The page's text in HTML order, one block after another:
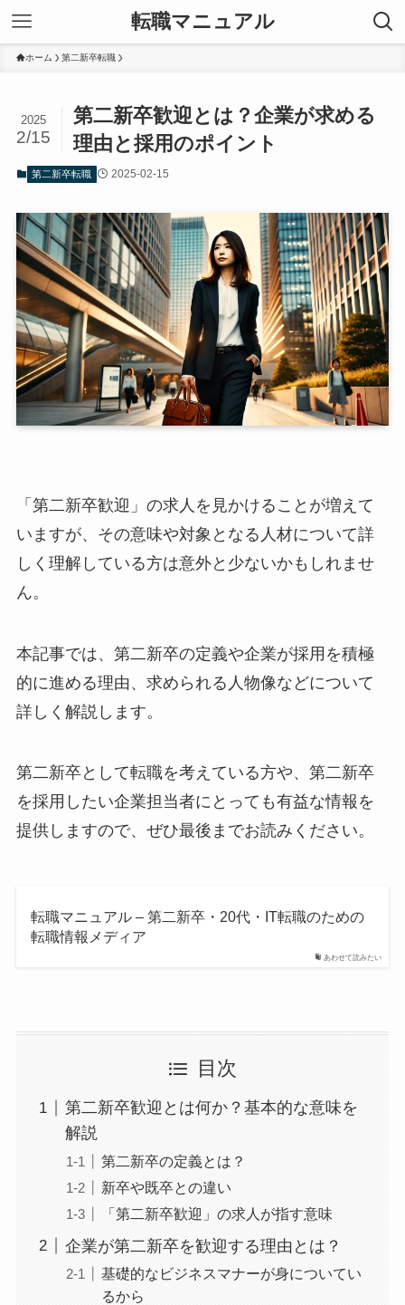
転職マニュアル
ホーム 第二新卒転職
第二新卒歓迎とは？企業が求める
理由と採用のポイント
2025
2/15
第二新卒転職 2025-02-15
「第二新卒歓迎」の求人を見かけることが増えて
いますが、その意味や対象となる人材について詳
しく理解している方は意外と少ないかもしれませ
ん。
本記事では、第二新卒の定義や企業が採用を積極
的に進める理由、求められる人物像などについて
詳しく解説します。
第二新卒として転職を考えている方や、第二新卒
を採用したい企業担当者にとっても有益な情報を
提供しますので、ぜひ最後までお読みください。
あわせて読みたい
転職マニュアル – 第二新卒・20代・IT転職のための
転職情報メディア
目次
第二新卒歓迎とは何か？基本的な意味を
解説
第二新卒の定義とは？
新卒や既卒との違い
「第二新卒歓迎」の求人が指す意味
企業が第二新卒を歓迎する理由とは？
基礎的なビジネスマナーが身についてい
るから